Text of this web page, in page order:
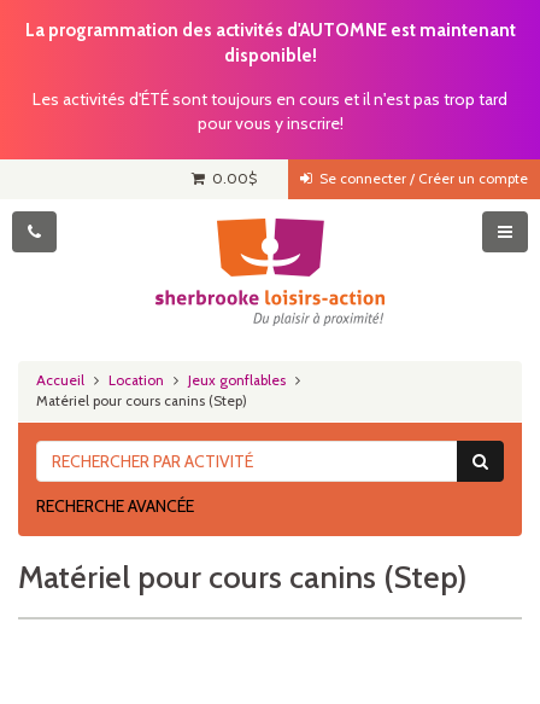
La programmation des activités d'AUTOMNE est maintenant
disponible!
Les activités d'ÉTÉ sont toujours en cours et il n'est pas trop tard
pour vous y inscrire!
Se connecter / Créer un compte
0.00$
Accueil Location
Jeux gonflables
Matériel pour cours canins (Step)
RECHERCHE AVANCÉE
Matériel pour cours canins (Step)